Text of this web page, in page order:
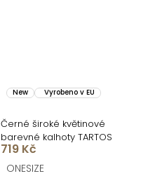
New Vyrobeno v EU
Černé široké květinové
barevné kalhoty TARTOS
719 Kč
ONESIZE